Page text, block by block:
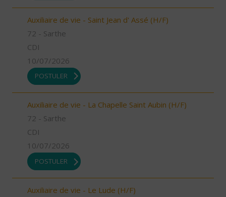
Auxiliaire de vie - Saint Jean d' Assé (H/F)
72 - Sarthe
CDI
10/07/2026
POSTULER
Auxiliaire de vie - La Chapelle Saint Aubin (H/F)
72 - Sarthe
CDI
10/07/2026
POSTULER
Auxiliaire de vie - Le Lude (H/F)